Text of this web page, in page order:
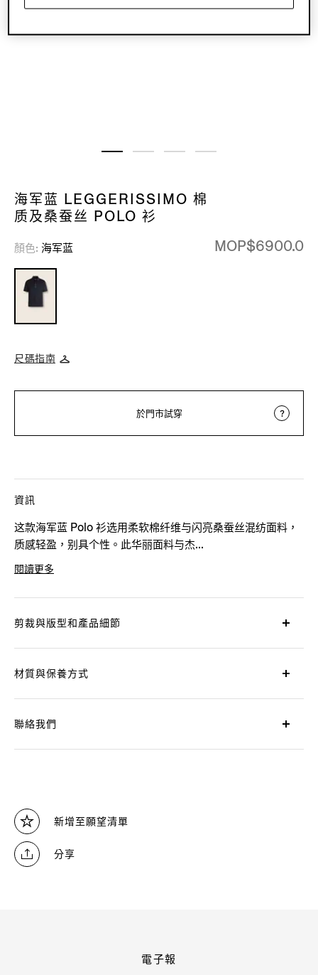
海军蓝 LEGGERISSIMO 棉
质及桑蚕丝 POLO 衫
MOP$6900.0
顏色 海军蓝
新增至願望清單
分享
尺碼指南
於門市試穿
資訊
这款海军蓝 Polo 衫选用柔软棉纤维与闪亮桑蚕丝混纺面料，
质感轻盈，别具个性。此华丽面料与杰...
閱讀更多
剪裁與版型和產品細節
材質與保養方式
聯絡我們
電子報